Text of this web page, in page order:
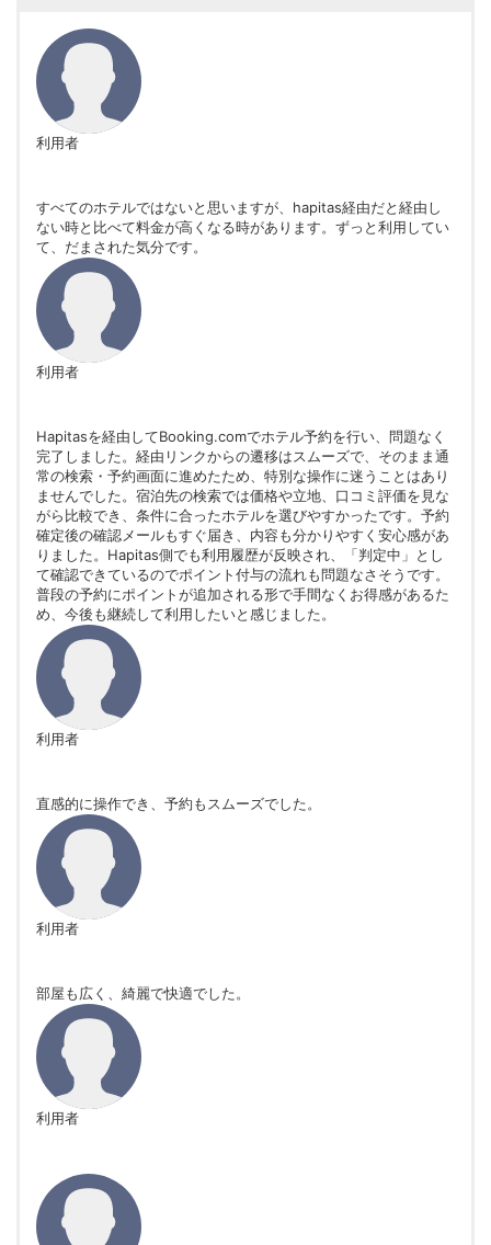
利用者
すべてのホテルではないと思いますが、hapitas経由だと経由し
ない時と比べて料金が高くなる時があります。ずっと利用してい
て、だまされた気分です。
利用者
Hapitasを経由してBooking.comでホテル予約を行い、問題なく
完了しました。経由リンクからの遷移はスムーズで、そのまま通
常の検索・予約画面に進めたため、特別な操作に迷うことはあり
ませんでした。宿泊先の検索では価格や立地、口コミ評価を見な
がら比較でき、条件に合ったホテルを選びやすかったです。予約
確定後の確認メールもすぐ届き、内容も分かりやすく安心感があ
りました。Hapitas側でも利用履歴が反映され、「判定中」とし
て確認できているのでポイント付与の流れも問題なさそうです。
普段の予約にポイントが追加される形で手間なくお得感があるた
め、今後も継続して利用したいと感じました。
利用者
直感的に操作でき、予約もスムーズでした。
利用者
部屋も広く、綺麗で快適でした。
利用者